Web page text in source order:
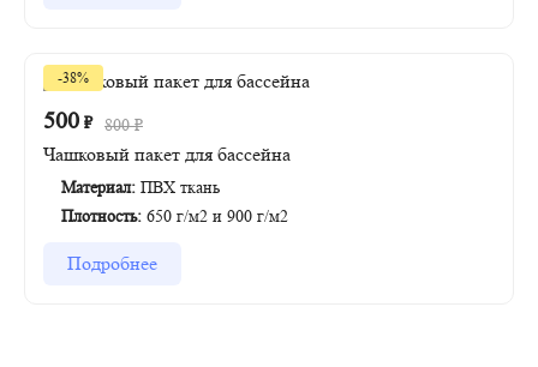
-38%
500 ₽ 800₽
Чашковый пакет для бассейна
Материал: ПВХ ткань
Плотность: 650 г/м2 и 900 г/м2
Подробнее